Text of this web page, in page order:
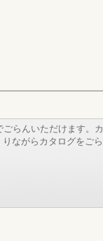
らんいただけます。カ
ながらカタログをごら